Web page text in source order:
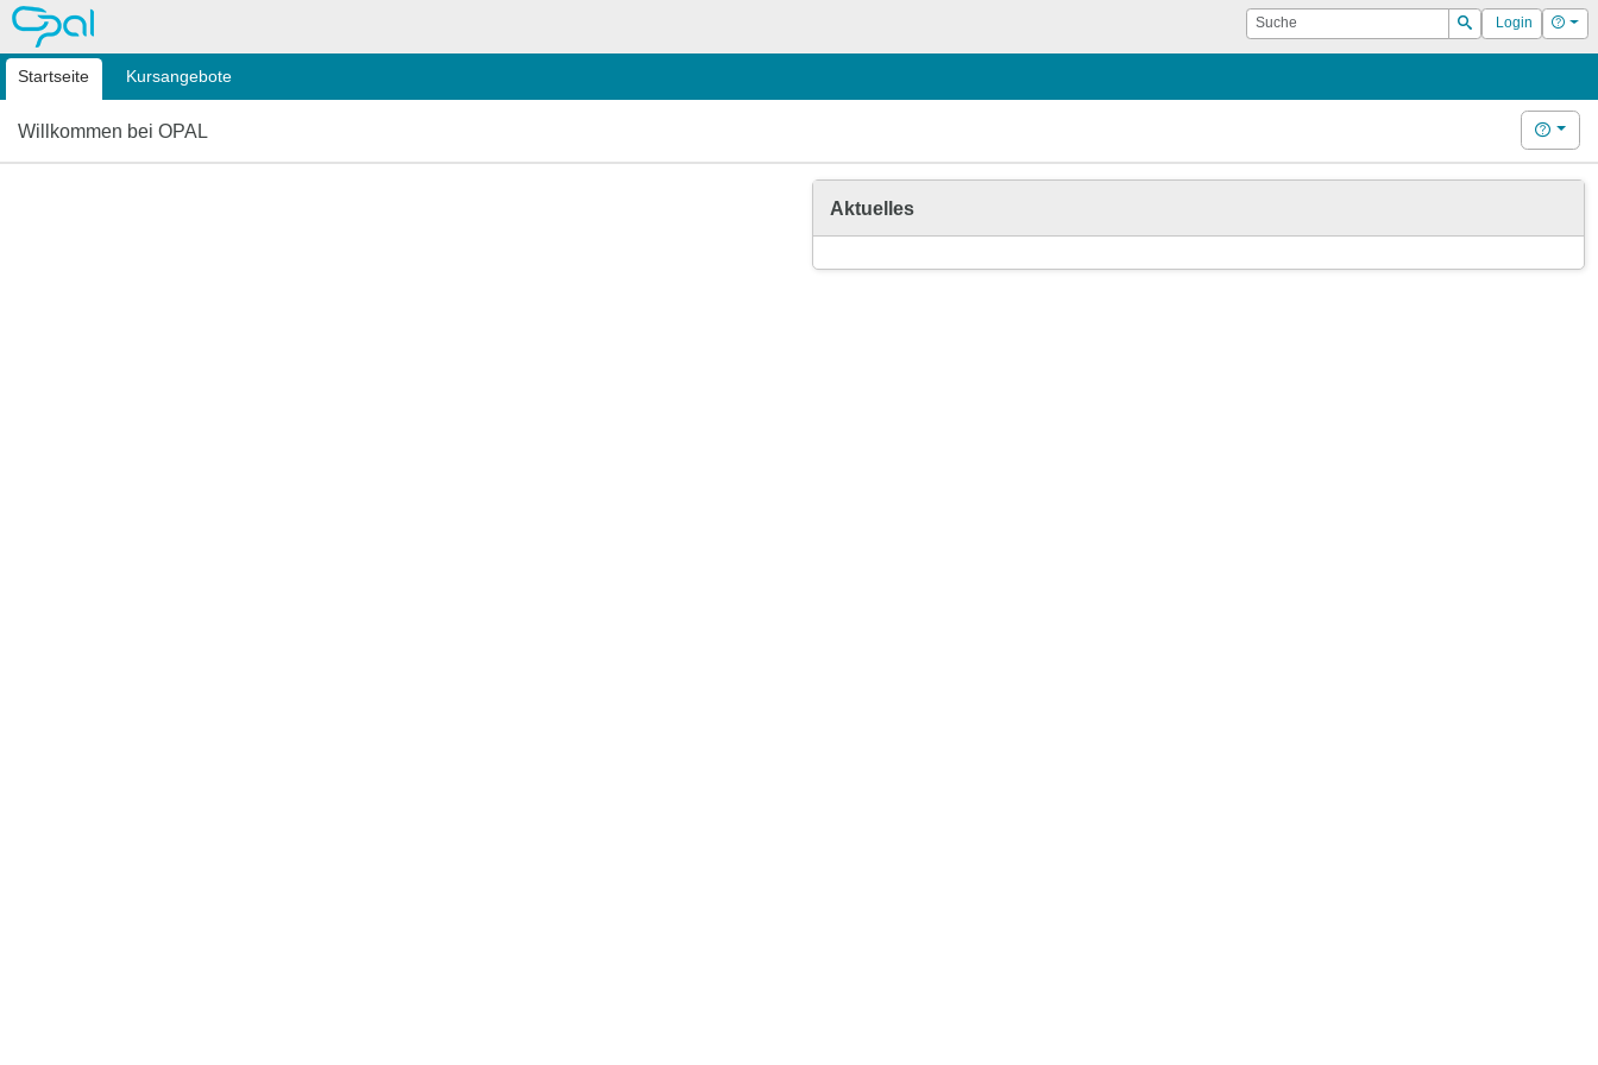
OPAL Suche
Suchen
Login Hilfe
Startseite Kursangebote
Willkommen bei OPAL Hilfe
Aktuelles